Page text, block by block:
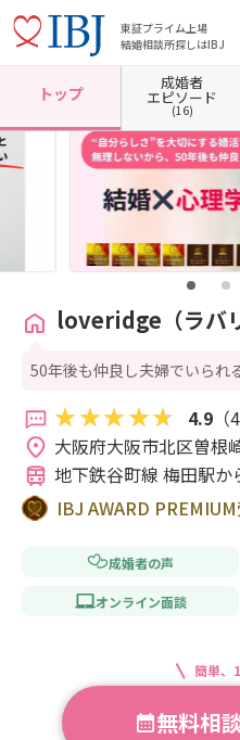
東証プライム上場
結婚相談所探しはIBJ
ホーム 大阪府の結婚相談所 大阪府大阪市
トップ
成婚者
エピソード
(16)
loveridge（ラバ
50年後も仲良し夫婦でいられ
4.9（
大阪府大阪市北区曽根
地下鉄谷町線 梅田駅か
IBJ AWARD
成婚者の声
オンライン面談
簡単、
無料相